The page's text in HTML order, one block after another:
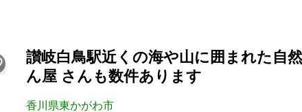
希望価格：20万円（税込み）
※現状有姿、および公簿売買でのお取引きとなります。
讃岐白鳥駅近くの海や山に囲まれた自
ん屋 さんも数件あります
香川県東かがわ市